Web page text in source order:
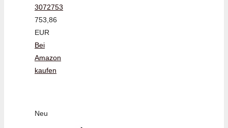
3072753
753,86
EUR
Bei
Amazon
kaufen
Neu